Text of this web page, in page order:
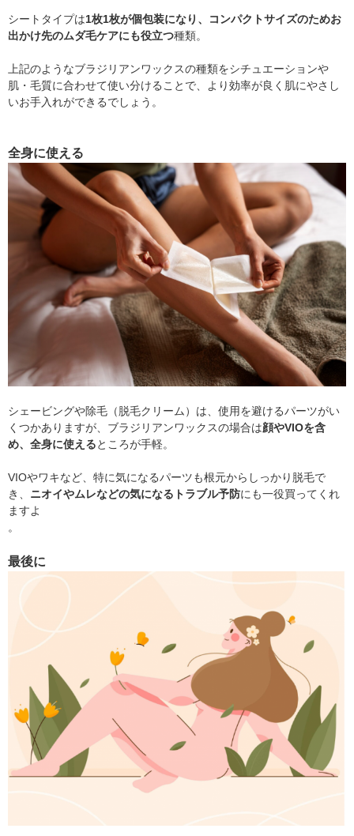
シートタイプは1枚1枚が個包装になり、コンパクトサイズのためお
出かけ先のムダ毛ケアにも役立つ種類。
上記のようなブラジリアンワックスの種類をシチュエーションや
肌・毛質に合わせて使い分けることで、より効率が良く肌にやさし
いお手入れができるでしょう。
全身に使える
シェービングや除毛（脱毛クリーム）は、使用を避けるパーツがい
くつかありますが、ブラジリアンワックスの場合は顔やVIOを含
め、全身に使えるところが手軽。
VIOやワキなど、特に気になるパーツも根元からしっかり脱毛で
き、 ニオイやムレなどの気になるトラブル予防にも一役買ってくれ
ますよ
。
最後に